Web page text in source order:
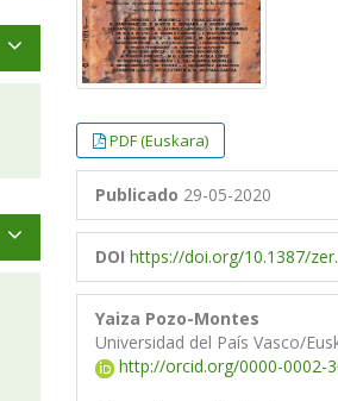
PDF (Euskara)
Publicado 29-05-2020
DOI https://doi.org/10.1387/
Yaiza Pozo-Montes
Universidad del País Vasco/
http://orcid.org/0000-0002-